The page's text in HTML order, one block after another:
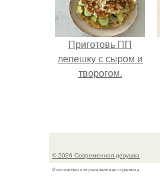
Приготовь ПП
лепешку с сыром и
творогом.
© 2026 Современная девушка
Изысканная и жгучая женская страничка